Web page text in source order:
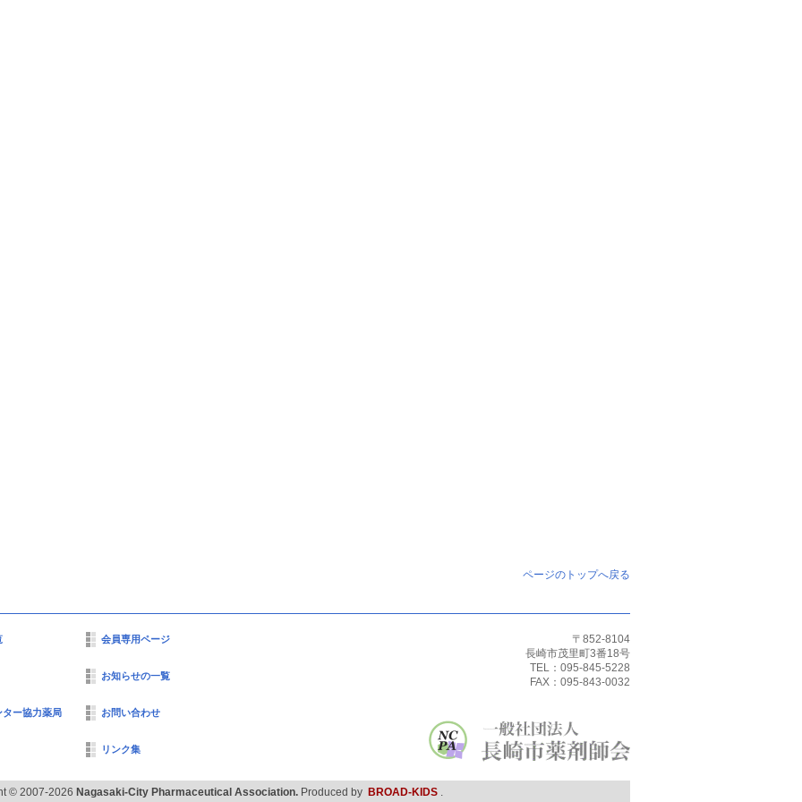
ページのトップへ戻る
ー協力薬局
会員専用ページ
お知らせの一覧
お問い合わせ
リンク集
〒852-8104
長崎市茂里町3番18号
TEL：095-845-5228
FAX：095-843-0032
© 2007-2026 Nagasaki-City Pharmaceutical Association.Produced by BROAD-KIDS .